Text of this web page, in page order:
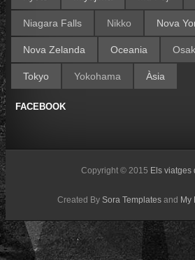
Niagara Falls Nikko Nova
Nova Zelanda Oceania
Tokyo Yokohama Àsia
FACEBOOK
Copyright © 2015 Els viatges
Created BySora Templates and My